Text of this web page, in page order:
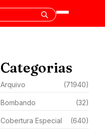
Categorias
Arquivo (71940)
Bombando (32)
Cobertura Especial (640)